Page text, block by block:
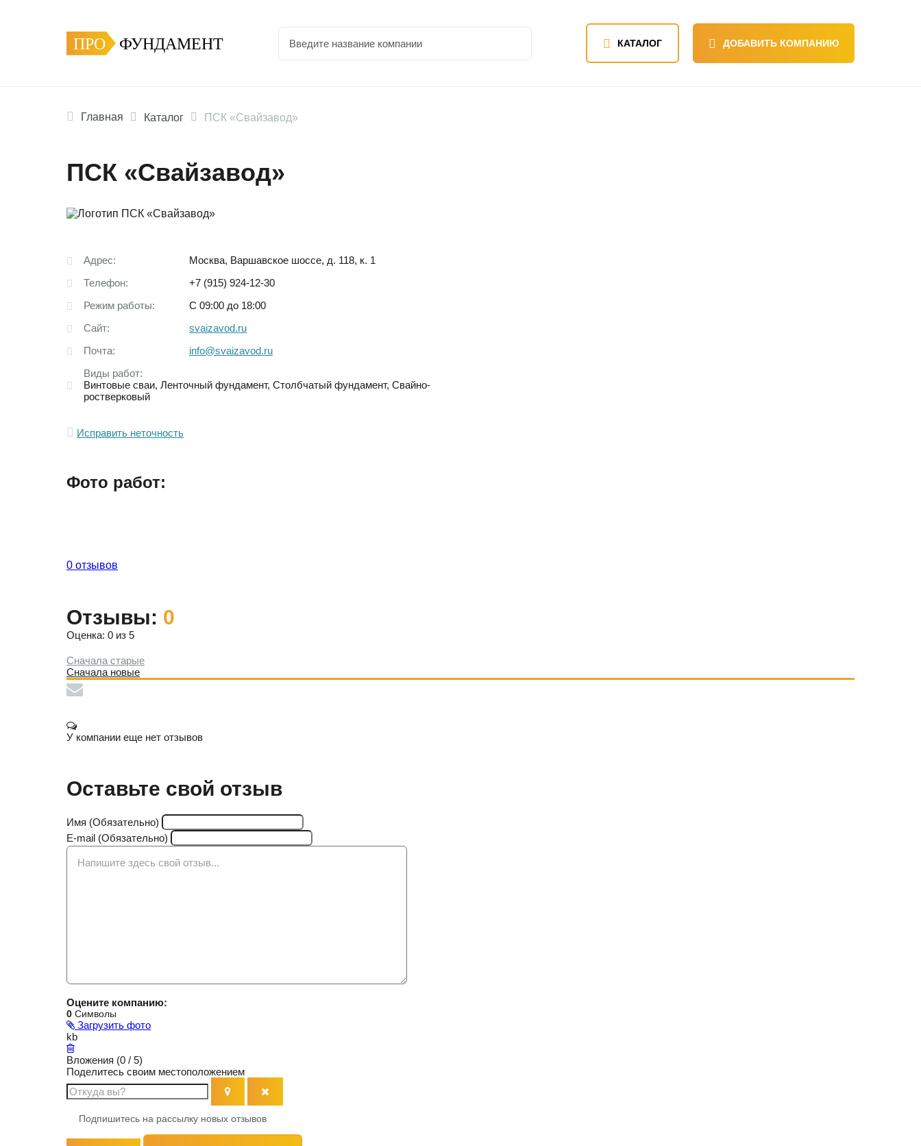
ПРО ФУНДАМЕНТ КАТАЛОГ ДОБАВИТЬ КОМПАНИЮ
Главная Каталог ПСК «Свайзавод»
ПСК «Свайзавод»
Адрес:
Москва, Варшавское шоссе, д. 118, к. 1
Телефон:
+7 (915) 924-12-30
Режим работы:
С 09:00 до 18:00
Сайт:
svaizavod.ru
Почта:
info@svaizavod.ru
Виды работ:
Винтовые сваи Ленточный фундамент Столбчатый фундамент Свайно-
ростверковый
Исправить неточность
Фото работ:
0 отзывов
Отзывы: 0
Оценка: 0 из 5
Сначала старые
Сначала новые
У компании еще нет отзывов
Оставьте свой отзыв
Имя (Обязательно)
E-mail (Обязательно)
Оцените компанию:
0 Символы
Загрузить фото
kb
Вложения (0 / 5)
Поделитесь своим местоположением
Подпишитесь на рассылку новых отзывов